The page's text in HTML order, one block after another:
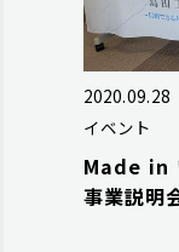
2020.09.28
イベント
Made in
事業説明